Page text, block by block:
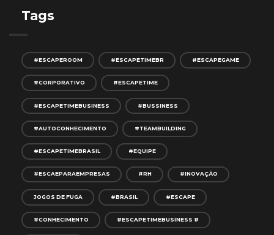
Tags
#ESCAPEROOM #ESCAPETIMEBR #ESCAPEGAME
#CORPORATIVO #ESCAPETIME
#ESCAPETIMEBUSINESS #BUSSINESS
#AUTOCONHECIMENTO #TEAMBUILDING
#ESCAPETIMEBRASIL #EQUIPE
#ESCAEPARAEMPRESAS #RH #INOVAÇÃO
JOGOS DE FUGA #BRASIL #ESCAPE
#CONHECIMENTO #ESCAPETIMEBUSINESS #